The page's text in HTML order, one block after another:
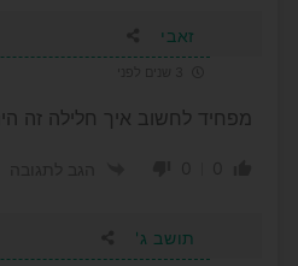
זאבי
מפחיד לחשוב איך חלילה זה
תושב ג'